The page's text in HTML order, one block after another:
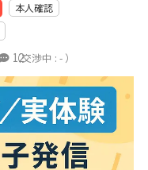
本人確認
12
（交渉中 : - ）